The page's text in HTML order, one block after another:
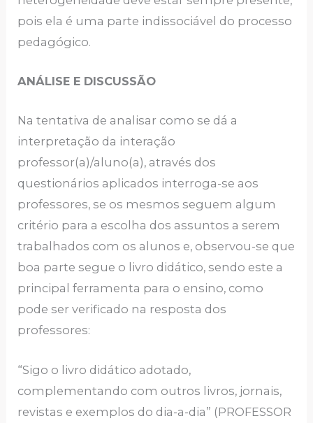
pois ela é uma parte indissociável do processo
pedagógico.
ANÁLISE E DISCUSSÃO
Na tentativa de analisar como se dá a
interpretação da interação
professor(a)/aluno(a), através dos
questionários aplicados interroga-se aos
professores, se os mesmos seguem algum
critério para a escolha dos assuntos a serem
trabalhados com os alunos e, observou-se que
boa parte segue o livro didático, sendo este a
principal ferramenta para o ensino, como
pode ser verificado na resposta dos
professores:
“Sigo o livro didático adotado,
complementando com outros livros, jornais,
revistas e exemplos do dia-a-dia” (PROFESSOR